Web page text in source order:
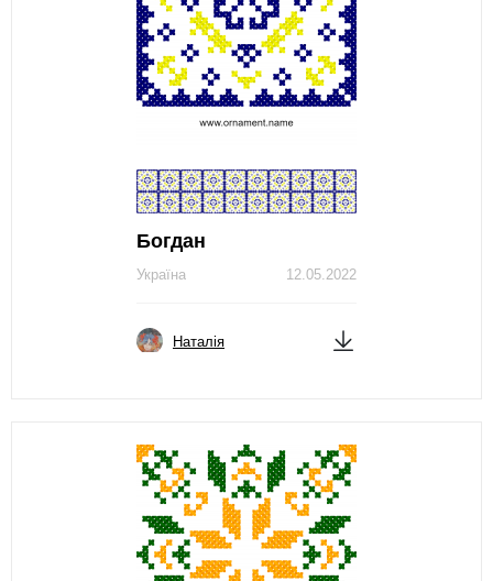
Богдан
12.05.2022
Україна
Наталія